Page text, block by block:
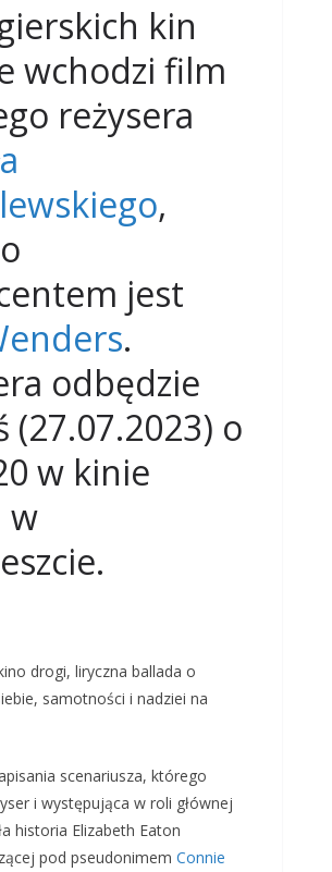
kin
wchodzi film
reżysera
,
jest
.
odbędzie
(27.07.2023) o
w kinie
w
drogi, liryczna ballada o
samotności i nadziei na
scenariusza, którego
i występująca w roli głównej
historia Elizabeth Eaton
pod pseudonimem Connie